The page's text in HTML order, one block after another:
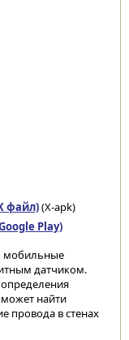
файл)(X-apk)
Play)
мобильные
датчиком.
найти
провода в стенах